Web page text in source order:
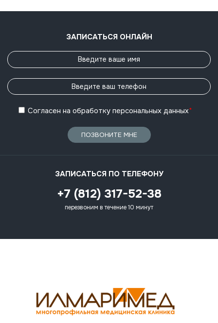
ЗАПИСАТЬСЯ ОНЛАЙН
Согласен на обработку персональных данных*
ПОЗВОНИТЕ МНЕ
ЗАПИСАТЬСЯ ПО ТЕЛЕФОНУ
+7 (812) 317-52-38
перезвоним в течение 10 минут